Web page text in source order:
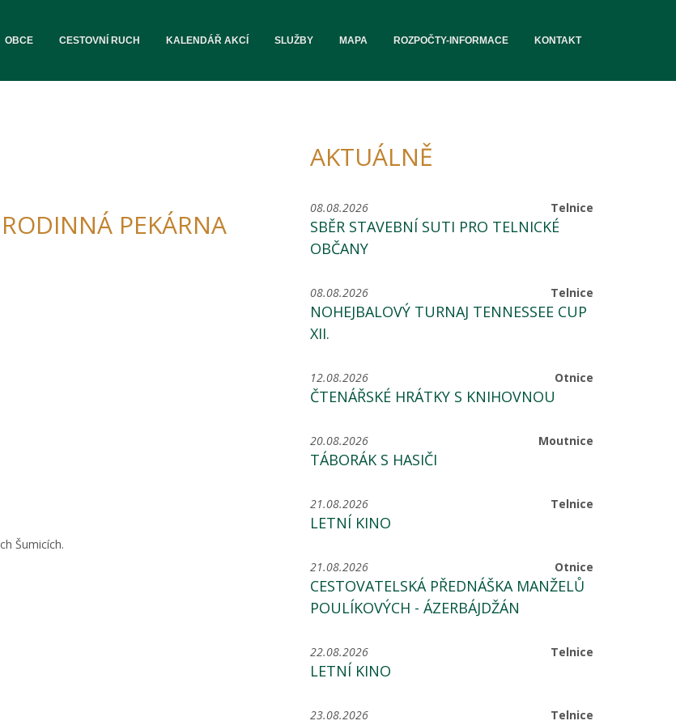
OBCE CESTOVNÍ RUCH KALENDÁŘ AKCÍ SLUŽBY MAPA ROZPOČTY-INFORMACE KONTAKT
PEKÁRNA
Šumicích.
AKTUÁLNĚ
Telnice
08.08.2026
SBĚR STAVEBNÍ SUTI PRO TELNICKÉ
OBČANY
Telnice
08.08.2026
NOHEJBALOVÝ TURNAJ TENNESSEE CUP
XII.
Otnice
12.08.2026
ČTENÁŘSKÉ HRÁTKY S KNIHOVNOU
Moutnice
20.08.2026
TÁBORÁK S HASIČI
Telnice
21.08.2026
LETNÍ KINO
Otnice
21.08.2026
CESTOVATELSKÁ PŘEDNÁŠKA MANŽELŮ
POULÍKOVÝCH - ÁZERBÁJDŽÁN
Telnice
22.08.2026
LETNÍ KINO
Telnice
23.08.2026